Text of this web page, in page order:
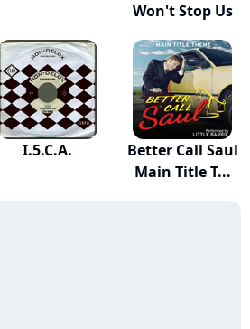
Won't Stop Us
I.5.C.A.
Better Call Saul
Main Title T...